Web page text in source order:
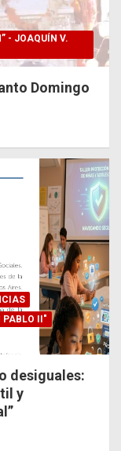
- JOAQUÍN V.
Domingo
PABLO II"
desiguales:
y